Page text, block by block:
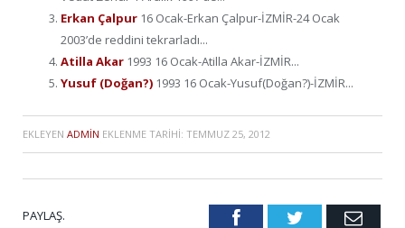
Erkan Çalpur 16 Ocak-Erkan Çalpur-İZMİR-24 Ocak
2003’de reddini tekrarladı...
Atilla Akar 1993 16 Ocak-Atilla Akar-İZMİR...
Yusuf (Doğan?) 1993 16 Ocak-Yusuf(Doğan?)-İZMİR...
EKLEYEN ADMIN EKLENME TARIHI: TEMMUZ 25, 2012
PAYLAŞ. FacebookTwitter Email